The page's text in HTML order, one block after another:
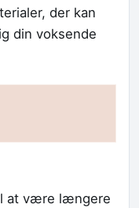
der kan
din voksende
at være længere